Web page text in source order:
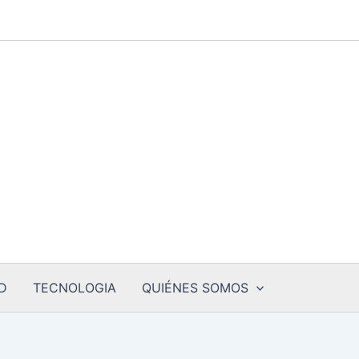
TECNOLOGIA QUIÉNES SOMOS